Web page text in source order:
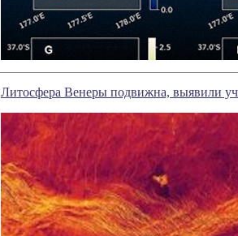
Литосфера Венеры подвижна, выявили